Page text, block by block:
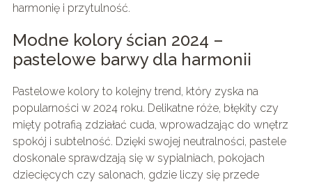
harmonię i przytulność.
Modne kolory ścian 2024 –
pastelowe barwy dla harmonii
Pastelowe kolory to kolejny trend, który zyska na
popularności w 2024 roku. Delikatne róże, błękity czy
mięty potrafią zdziałać cuda, wprowadzając do wnętrz
spokój i subtelność. Dzięki swojej neutralności, pastele
doskonale sprawdzają się w sypialniach, pokojach
dziecięcych czy salonach, gdzie liczy się przede